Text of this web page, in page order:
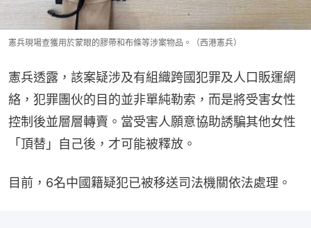
憲兵現場查獲用於蒙眼的膠帶和布條等涉案物品。（西港憲兵）
憲兵透露，該案疑涉及有組織跨國犯罪及人口販運網
絡，犯罪團伙的目的並非單純勒索，而是將受害女性
控制後並層層轉賣。當受害人願意協助誘騙其他女性
「頂替」自己後，才可能被釋放。
目前，6名中國籍疑犯已被移送司法機關依法處理。